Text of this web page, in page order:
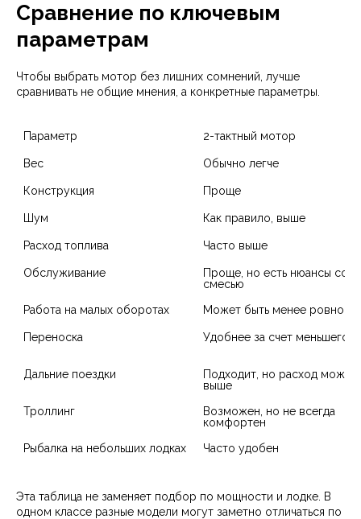
Сравнение по ключевым
параметрам
Чтобы выбрать мотор без лишних сомнений, лучше
сравнивать не общие мнения, а конкретные параметры.
Параметр
Вес
Конструкция Проще
Шум Как правило, выше
Расход топлива Часто выше
Обслуживание
Проще, но есть нюансы со
смесью
Работа на малых оборотах
Может быть менее ровной
Переноска Удобнее за счет меньшего
Дальние поездки
Подходит, но расход может
выше
Троллинг
Возможен, но не всегда
комфортен
Рыбалка на небольших лодках
Часто удобен
Эта таблица не заменяет подбор по мощности и лодке. В
одном классе разные модели могут заметно отличаться по